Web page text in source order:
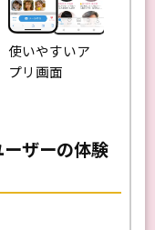
使いやすいア
プリ画面
ザーの体験